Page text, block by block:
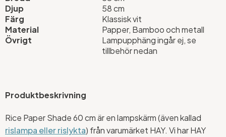
Djup
58 cm
Färg
Klassisk vit
Material
Papper, Bamboo och metall
Övrigt
Lampupphäng ingår ej, se
tillbehör nedan
Produktbeskrivning
Rice Paper Shade 60 cm är en lampskärm (även kallad
rislampa eller rislykta) från varumärket HAY. Vi har HAY